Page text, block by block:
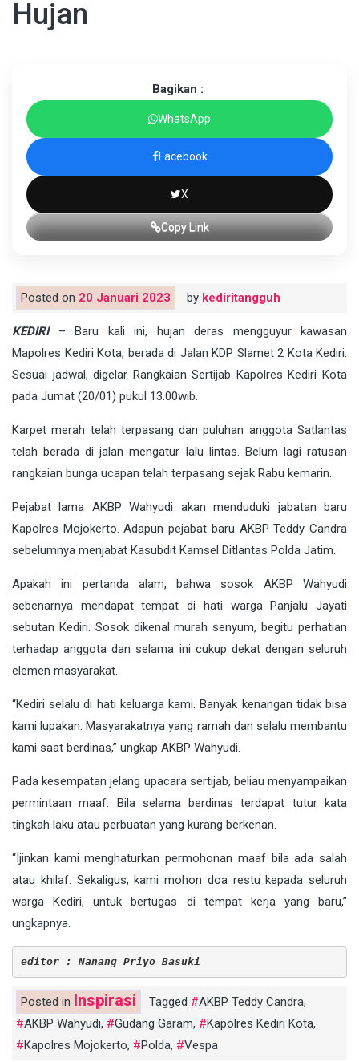
Hujan
Bagikan :
WhatsApp
Facebook
X
Copy Link
Posted on 20 Januari 2023 by kediritangguh
KEDIRI– Baru kali ini, hujan deras mengguyur kawasan
Mapolres Kediri Kota, berada di Jalan KDP Slamet 2 Kota Kediri.
Sesuai jadwal, digelar Rangkaian Sertijab Kapolres Kediri Kota
pada Jumat (20/01) pukul 13.00wib.
Karpet merah telah terpasang dan puluhan anggota Satlantas
telah berada di jalan mengatur lalu lintas. Belum lagi ratusan
rangkaian bunga ucapan telah terpasang sejak Rabu kemarin.
Pejabat lama AKBP Wahyudi akan menduduki jabatan baru
Kapolres Mojokerto. Adapun pejabat baru AKBP Teddy Candra
sebelumnya menjabat Kasubdit Kamsel Ditlantas Polda Jatim.
Apakah ini pertanda alam, bahwa sosok AKBP Wahyudi
sebenarnya mendapat tempat di hati warga Panjalu Jayati
sebutan Kediri. Sosok dikenal murah senyum, begitu perhatian
terhadap anggota dan selama ini cukup dekat dengan seluruh
elemen masyarakat.
“Kediri selalu di hati keluarga kami. Banyak kenangan tidak bisa
kami lupakan. Masyarakatnya yang ramah dan selalu membantu
kami saat berdinas,” ungkap AKBP Wahyudi.
Pada kesempatan jelang upacara sertijab, beliau menyampaikan
permintaan maaf. Bila selama berdinas terdapat tutur kata
tingkah laku atau perbuatan yang kurang berkenan.
“Ijinkan kami menghaturkan permohonan maaf bila ada salah
atau khilaf. Sekaligus, kami mohon doa restu kepada seluruh
warga Kediri, untuk bertugas di tempat kerja yang baru,”
ungkapnya.
editor : Nanang Priyo Basuki
Posted in Inspirasi Tagged AKBP Teddy Candra,
AKBP Wahyudi, Gudang Garam, Kapolres Kediri Kota,
Kapolres Mojokerto, Polda, Vespa